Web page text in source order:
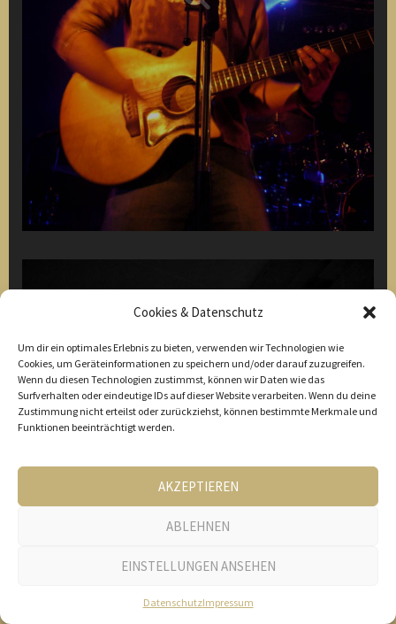
Cookies & Datenschutz
Um dir ein optimales Erlebnis zu bieten, verwenden wir Technologien wie
Cookies, um Geräteinformationen zu speichern und/oder darauf zuzugreifen.
Wenn du diesen Technologien zustimmst, können wir Daten wie das
Surfverhalten oder eindeutige IDs auf dieser Website verarbeiten. Wenn du deine
Zustimmung nicht erteilst oder zurückziehst, können bestimmte Merkmale und
Funktionen beeinträchtigt werden.
AKZEPTIEREN
ABLEHNEN
EINSTELLUNGEN ANSEHEN
DatenschutzImpressum